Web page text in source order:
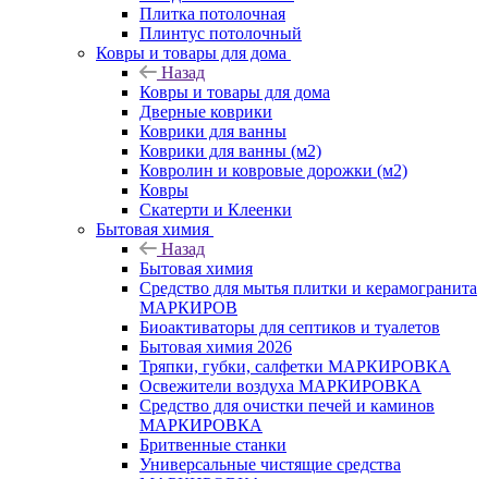
Плитка потолочная
Плинтус потолочный
Ковры и товары для дома
Назад
Ковры и товары для дома
Дверные коврики
Коврики для ванны
Коврики для ванны (м2)
Ковролин и ковровые дорожки (м2)
Ковры
Скатерти и Клеенки
Бытовая химия
Назад
Бытовая химия
Средство для мытья плитки и керамогранита
МАРКИРОВ
Биоактиваторы для септиков и туалетов
Бытовая химия 2026
Тряпки, губки, салфетки МАРКИРОВКА
Освежители воздуха МАРКИРОВКА
Средство для очистки печей и каминов
МАРКИРОВКА
Бритвенные станки
Универсальные чистящие средства